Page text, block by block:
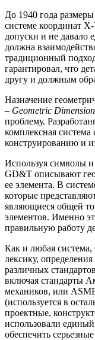
До 1940 года размеры
системе координат
допуски и не давало
должна
традиционный
гарантировал, что
другу и должным
Назначение
– Geometric
проблему.
комплексная
конструированию и
Используя символы и
GD&T описывают
ее элемента. В
которые
являющиеся общей
элементов. Именно
правильную работу
Как и любая
лексику,
различных
включая стандарты
механиков, или
(используется в
проектные,
использовали
обеспечить